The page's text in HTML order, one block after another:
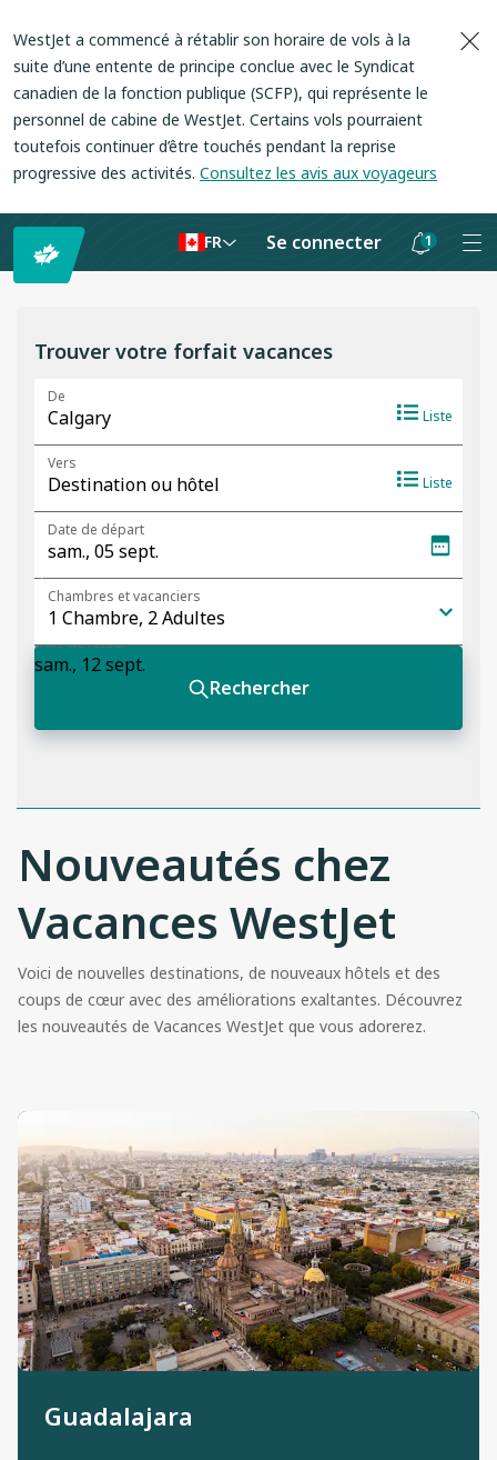
WestJet a commencé à rétablir son horaire de vols à la
suite d’une entente de principe conclue avec le Syndicat
canadien de la fonction publique (SCFP), qui représente le
personnel de cabine de WestJet. Certains vols pourraient
toutefois continuer d’être touchés pendant la reprise
progressive des activités. Consultez les avis aux voyageurs
FR Se connecter 1
Les
Trouver votre forfait vacances
Nouveautés chez
Vacances WestJet
Voici de nouvelles destinations, de nouveaux hôtels et des
coups de cœur avec des améliorations exaltantes. Découvrez
les nouveautés de Vacances WestJet que vous adorerez.
Guadalajara